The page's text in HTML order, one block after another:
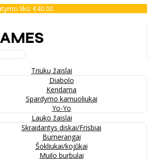
liko €40.00
Triukų žaislai
Diabolo
Kendama
Spardymo kamuoliukai
Yo-Yo
Lauko žaislai
Skraidantys diskai/Frisbiai
Bumerangai
Šokliukai/kojūkai
Muilo burbulai